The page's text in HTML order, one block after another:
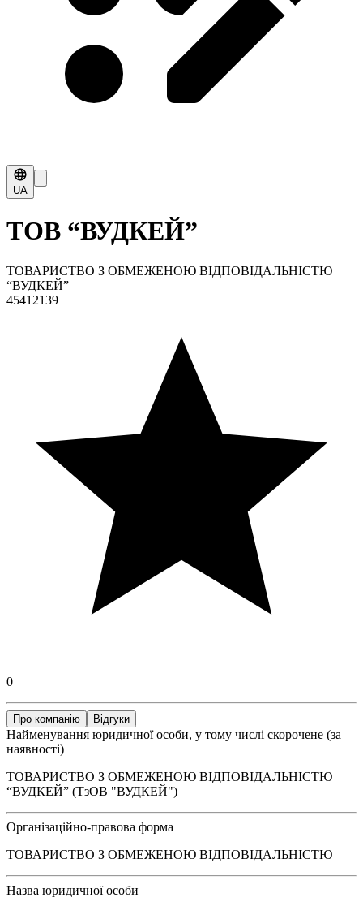
UA
ТОВ “ВУДКЕЙ”
ТОВАРИСТВО З ОБМЕЖЕНОЮ ВІДПОВІДАЛЬНІСТЮ
“ВУДКЕЙ”
45412139
0
Про компанію Відгуки
Найменування юридичної особи, у тому числі скорочене (за
наявності)
ТОВАРИСТВО З ОБМЕЖЕНОЮ ВІДПОВІДАЛЬНІСТЮ
“ВУДКЕЙ” (ТзОВ "ВУДКЕЙ")
Організаційно-правова форма
ТОВАРИСТВО З ОБМЕЖЕНОЮ ВІДПОВІДАЛЬНІСТЮ
Назва юридичної особи